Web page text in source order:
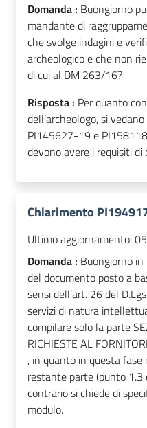
Domanda : Buongiorno
mandante di
che svolge indagini e
archeologico e che non
di cui al DM 263/16?
Risposta : Per quanto
dell’archeologo, si
PI145627-19 e
devono avere i requisiti
Chiarimento
Ultimo aggiornamento:
Domanda : Buongiorno
del documento posto a
sensi dell’art. 26 del
servizi di natura
compilare solo la parte
RICHIESTE AL
, in quanto in questa fase
restante parte (punto 1.3
contrario si chiede di
modulo.